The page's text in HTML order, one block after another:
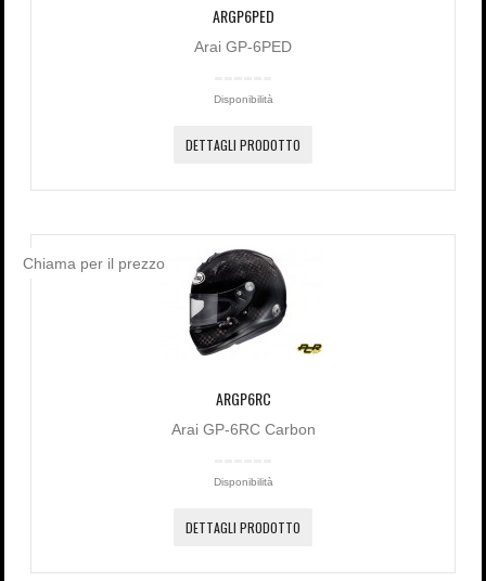
ARGP6PED
Arai GP-6PED
Disponibilità
DETTAGLI PRODOTTO
Chiama per il prezzo
ARGP6RC
Arai GP-6RC Carbon
Disponibilità
DETTAGLI PRODOTTO